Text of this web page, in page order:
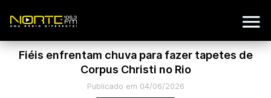
Fiéis enfrentam chuva para fazer tapetes de
Corpus Christi no Rio
Publicado em 04/06/2026